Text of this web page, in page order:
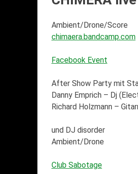
Ambient/Drone/Score
chimaera.bandcamp.com
Facebook Event
After Show Party mit
Danny Emprich – Dj
Richard Holzmann –
und DJ disorder
Ambient/Drone
Club Sabotage